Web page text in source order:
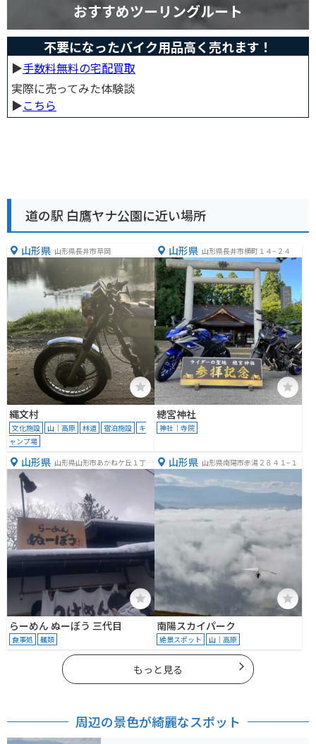
おすすめツーリングルート
不要になったバイク用品高く売れます！
▶︎手数料無料の宅配買取
実際に売ってみた体験談
▶︎こちら
道の駅 白鷹ヤナ公園に近い場所
山形県 山形県長井市草岡
縄文村
文化施設 山｜高原 林道 宿泊施設
キ
ャンプ場
山形県 山形県長井市横町１４−２４
總宮神社
神社｜寺院
山形県 山形県山形市あかねケ丘１丁目
らーめん ぬーぼう 三代目
食事処 麺類
山形県 山形県南陽市赤湯２８４１−１
南陽スカイパーク
絶景スポット 山｜高原
もっと見る
周辺の景色が綺麗なスポット